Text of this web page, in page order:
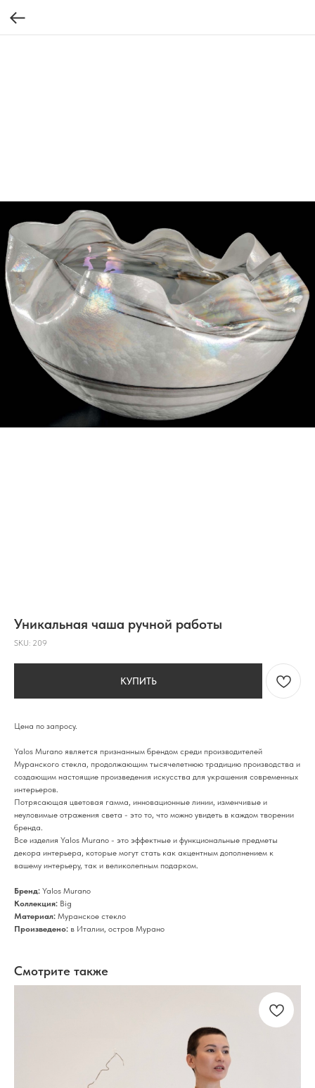
Уникальная чаша ручной работы
SKU: 209
КУПИТЬ
Цена по запросу.
Yalos Murano является признанным брендом среди производителей
Муранского стекла, продолжающим тысячелетнюю традицию производства и
создающим настоящие произведения искусства для украшения современных
интерьеров.
Потрясающая цветовая гамма, инновационные линии, изменчивые и
неуловимые отражения света - это то, что можно увидеть в каждом творении
бренда.
Все изделия Yalos Murano - это эффектные и функциональные предметы
декора интерьера, которые могут стать как акцентным дополнением к
вашему интерьеру, так и великолепным подарком.
Бренд: Yalos Murano
Коллекция: Big
Материал: Муранское стекло
Произведено: в Италии, остров Мурано
Смотрите также